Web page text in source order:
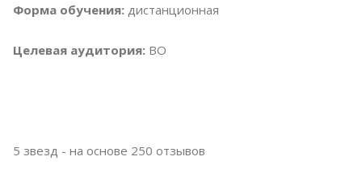
Форма обучения: дистанционная
Целевая аудитория: ВО
5 звезд - на основе 250 отзывов